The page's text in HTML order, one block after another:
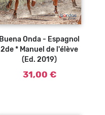
Ajouter au
Buena Onda - Espagnol
2de * Manuel de l'élève
(Ed. 2019)
31,00 €